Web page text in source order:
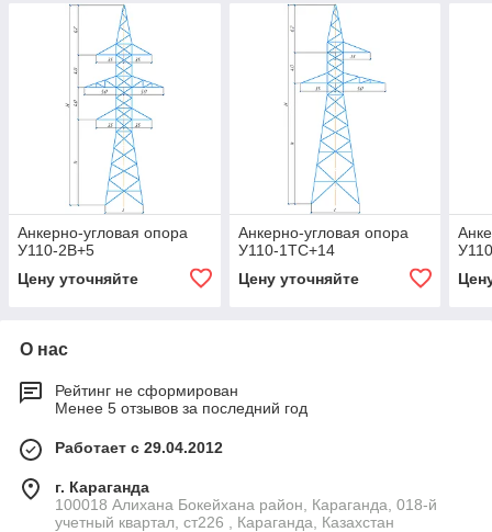
Анкерно-угловая опора
У110-2В+5
Цену уточняйте
Анкерно-угловая опора
У110-1ТС+14
Цену уточняйте
О нас
Рейтинг не сформирован
Менее 5 отзывов за последний год
Работает с 29.04.2012
г. Караганда
100018 Алихана Бокейхана район, Караганда, 018-й
учетный квартал, ст226 , Караганда, Казахстан